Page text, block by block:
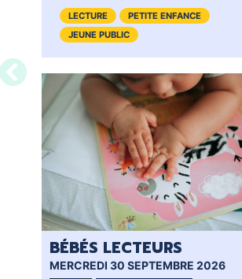
LECTURE
PETITE ENFANCE
JEUNE PUBLIC
BÉBÉS LECTEURS
MERCREDI 30 SEPTEMBRE 2026